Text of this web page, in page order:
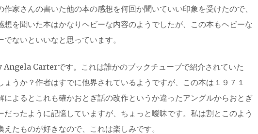
作家さんの書いた他の本の感想を何回か聞いていい印象を受けたので、
を聞いた本はかなりヘビーな内容のようでしたが、この本もヘビーな
ないといいなと思っています。
Carterです。これは誰かのブックチューブで紹介されていた
うか？作者はすでに他界されているようですが、この本は１９７１
よるとこれも確かおとぎ話の改作というか違ったアングルからおとぎ
ったように記憶していますが、ちょっと曖昧です。私は割とこのよう
き換えたものが好きなので、これは楽しみです。